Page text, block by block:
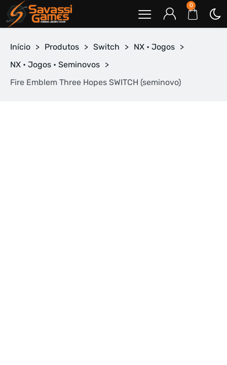
0
Início > Produtos > Switch > NX • Jogos >
NX • Jogos • Seminovos >
Fire Emblem Three Hopes SWITCH (seminovo)